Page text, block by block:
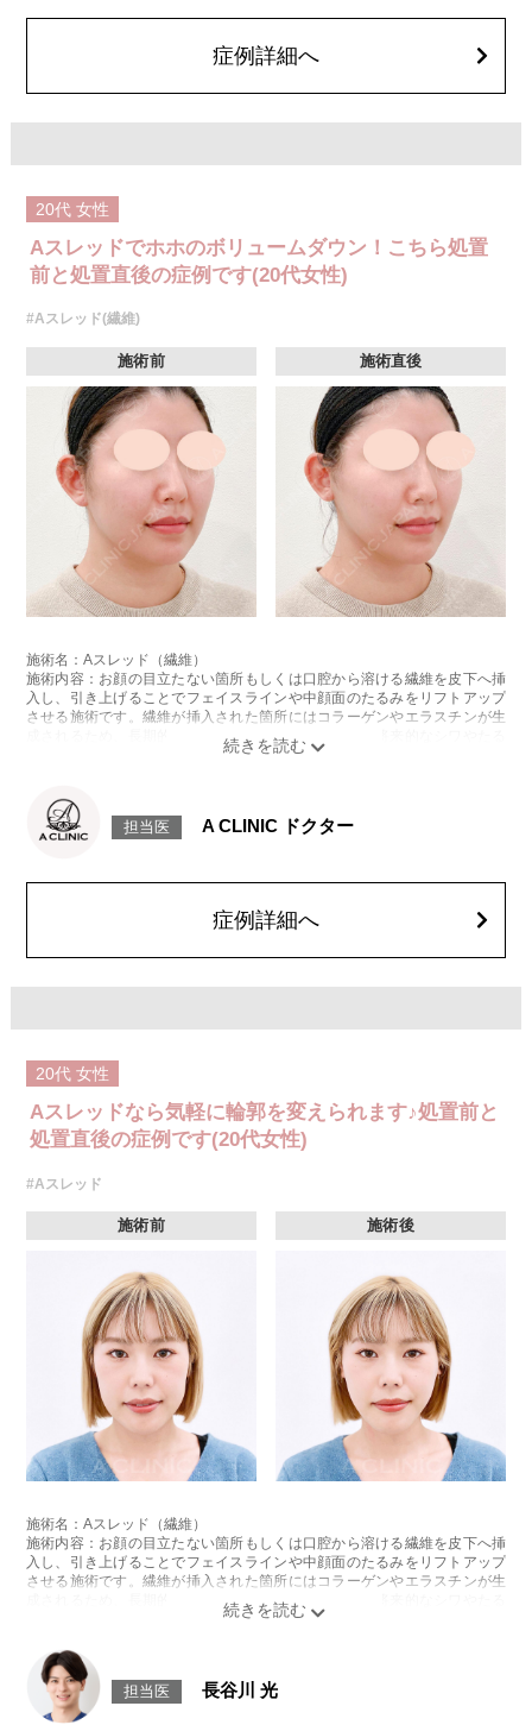
費用：1部位 184,800円(税込)
オプション：笑気麻酔 3,300円(税込)
症例詳細へ
20代 女性
Aスレッドでホホのボリュームダウン！こちら処置
前と処置直後の症例です(20代女性)
#Aスレッド(繊維)
施術前 施術直後
施術名：Aスレッド（繊維）
施術内容：お顔の目立たない箇所もしくは口腔から溶ける繊維を皮下へ挿
入し、引き上げることでフェイスラインや中顔面のたるみをリフトアップ
させる施術です。繊維が挿入された箇所にはコラーゲンやエラスチンが生
成されるため、長期的な美肌効果、肌質の改善効果、将来的なシワやたる
みの予防効果が期待できます。
とがございます。また、稀ではありますが、施術部位の細菌感染症、皮膚
のよれ、繊維の突出などが生じることがございます。化膿止め・痛み止め
費用：1部位 184,800円(税込)
オプション：笑気麻酔 3,300円(税込)
担当医 A CLINIC ドクター
症例詳細へ
20代 女性
Aスレッドなら気軽に輪郭を変えられます♪処置前と
処置直後の症例です(20代女性)
#Aスレッド
施術前 施術後
施術名：Aスレッド（繊維）
施術内容：お顔の目立たない箇所もしくは口腔から溶ける繊維を皮下へ挿
入し、引き上げることでフェイスラインや中顔面のたるみをリフトアップ
させる施術です。繊維が挿入された箇所にはコラーゲンやエラスチンが生
成されるため、長期的な美肌効果、肌質の改善効果、将来的なシワやたる
みの予防効果が期待できます。
リスク、副作用：腫れ、内出血、疼痛、頭痛、引き攣れ感などが生じるこ
とがございます。また、稀ではありますが、施術部位の細菌感染症、皮膚
のよれ、繊維の突出などが生じることがございます。化膿止め・痛み止め
を処方しております。服用により、何か異常があれば服用を中止してくだ
担当医 長谷川 光